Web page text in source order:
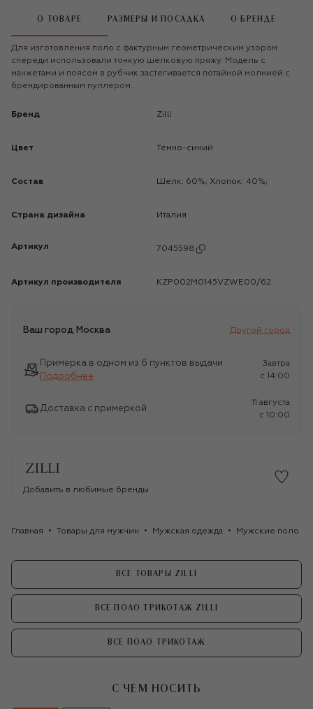
О ТОВАРЕ РАЗМЕРЫ И ПОСАДКА О БРЕНДЕ
Для изготовления поло с фактурным геометрическим узором
спереди использовали тонкую шелковую пряжу. Модель с
манжетами и поясом в рубчик застегивается потайной молнией с
брендированным пуллером.
Бренд Zilli
Цвет Темно-синий
Состав Шелк: 60%; Хлопок: 40%;
Страна дизайна Италия
Артикул 7045598
Артикул производителя KZP002M0145VZWE00/62
Ваш город Москва Другой город
Примерка в одном из 6 пунктов выдачи
Подробнее
Завтра
c 14:00
Доставка с примеркой
11 августа
c 10:00
Добавить в любимые бренды
Главная Товары для мужчин Мужская одежда Мужские поло
ВСЕ ТОВАРЫ ZILLI
ВСЕ ПОЛО ТРИКОТАЖ ZILLI
ВСЕ ПОЛО ТРИКОТАЖ
С ЧЕМ НОСИТЬ